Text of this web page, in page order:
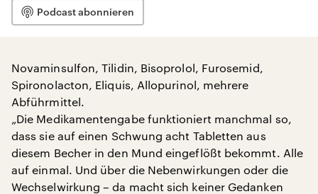
Podcast abonnieren
Novaminsulfon, Tilidin, Bisoprolol, Furosemid,
Spironolacton, Eliquis, Allopurinol, mehrere
Abführmittel.
„Die Medikamentengabe funktioniert manchmal so,
dass sie auf einen Schwung acht Tabletten aus
diesem Becher in den Mund eingeflößt bekommt. Alle
auf einmal. Und über die Nebenwirkungen oder die
Wechselwirkung – da macht sich keiner Gedanken